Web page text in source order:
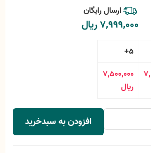
ارسال رایگان
7٬999٬000 ریال
5+
7٬500٬000
ریال
افزودن به سبدخرید